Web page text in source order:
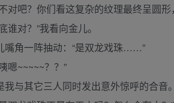
吧？你们看这复杂的纹理最终呈圆形
对？”我看向金儿。
角一阵抽动：“是双龙戏珠……”
~~~~~？？”
其它三人同时发出意外惊呼的合音。